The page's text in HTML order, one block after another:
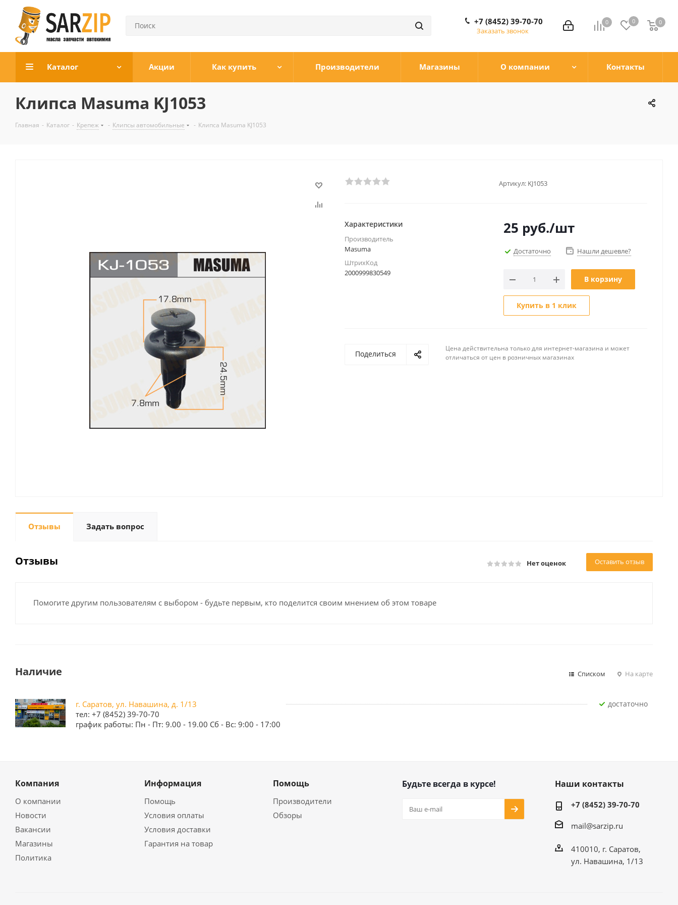
0 0 0
0
+7 (8452) 39-70-70
Заказать звонок
Каталог Акции Как купить Производители Магазины О компании Контакты
Клипса Masuma KJ1053
Главная - Каталог - Крепеж - Клипсы автомобильные - Клипса Masuma KJ1053
Артикул: KJ1053
Характеристики
Производитель
Masuma
ШтрихКод
2000999830549
25 руб./шт
Достаточно Нашли дешевле?
В корзину
Купить в 1 клик
Поделиться
Цена действительна только для интернет-магазина и может
отличаться от цен в розничных магазинах
Отзывы Задать вопрос
Отзывы Нет оценок Оставить отзыв
Помогите другим пользователям с выбором - будьте первым, кто поделится своим мнением об этом товаре
Наличие Списком На карте
г. Саратов, ул. Навашина, д. 1/13
тел: +7 (8452) 39-70-70
график работы: Пн - Пт: 9.00 - 19.00 Сб - Вс: 9:00 - 17:00
Достаточно
Компания
О компании
Новости
Вакансии
Магазины
Политика
Информация
Помощь
Условия оплаты
Условия доставки
Гарантия на товар
Помощь
Производители
Обзоры
Будьте всегда в курсе! Наши контакты
+7 (8452) 39-70-70
mail@sarzip.ru
410010, г. Саратов,
ул. Навашина, 1/13